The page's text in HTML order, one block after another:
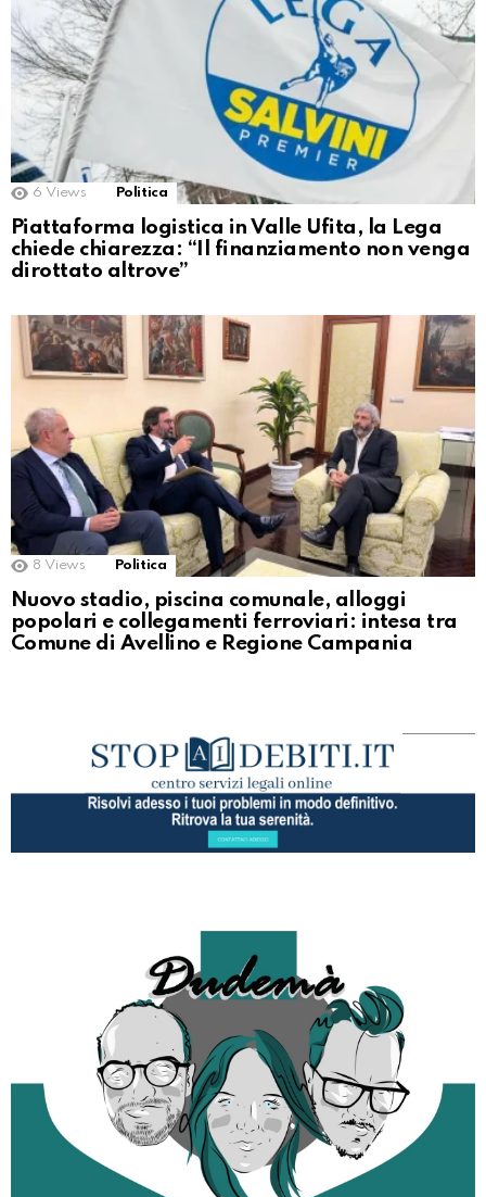
6 Views Politica
Piattaforma logistica in Valle Ufita, la Lega
chiede chiarezza: “Il finanziamento non venga
dirottato altrove”
8 Views Politica
Nuovo stadio, piscina comunale, alloggi
popolari e collegamenti ferroviari: intesa tra
Comune di Avellino e Regione Campania